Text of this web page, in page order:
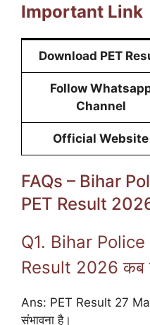
Important Link
Download PET
Follow
Channel
Official Website
FAQs – Bihar
PET Result
Q1. Bihar
Result 2026 कब
Ans: PET Result 27
संभावना है।